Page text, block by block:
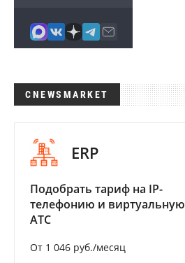
CNEWSMARKET
ERP
Подобрать тариф на IP-
телефонию и виртуальную
АТС
От 1 046 руб./месяц